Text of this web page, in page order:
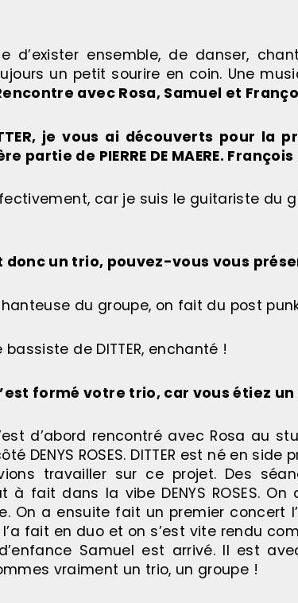
d’exister ensemble, de danser,
un petit sourire en coin. Une
avec Rosa, Samuel et
je vous ai découverts pour la
partie de PIERRE DE MAERE.
car je suis le guitariste du
donc un trio, pouvez-vous vous
du groupe, on fait du post
bassiste de DITTER, enchanté !
formé votre trio, car vous étiez un
d’abord rencontré avec Rosa au
DENYS ROSES. DITTER est né en
travailler sur ce projet. Des
fait dans la vibe DENYS ROSES.
On a ensuite fait un premier concert
l’a fait en duo et on s’est vite rendu
Samuel est arrivé. Il est
vraiment un trio, un groupe !